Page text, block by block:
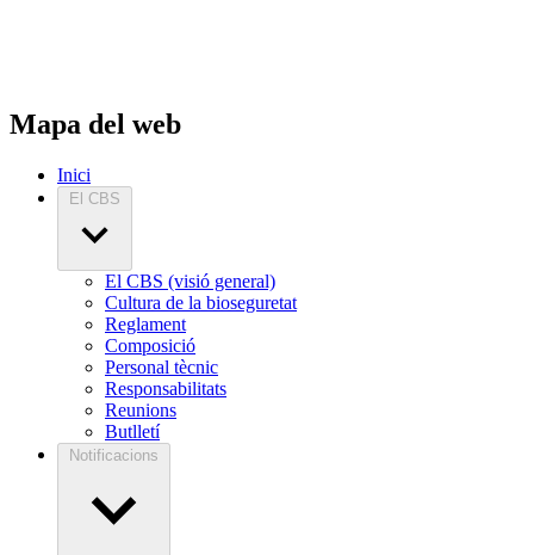
Mapa del web
Inici
El CBS
El CBS (visió general)
Cultura de la bioseguretat
Reglament
Composició
Personal tècnic
Responsabilitats
Reunions
Butlletí
Notificacions